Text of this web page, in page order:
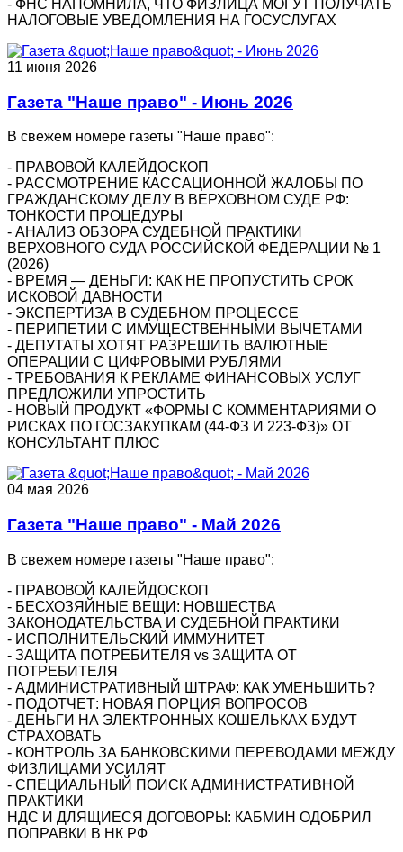
- ФНС НАПОМНИЛА, ЧТО ФИЗЛИЦА МОГУТ ПОЛУЧАТЬ
НАЛОГОВЫЕ УВЕДОМЛЕНИЯ НА ГОСУСЛУГАХ
11 июня 2026
Газета "Наше право" - Июнь 2026
В свежем номере газеты "Наше право":
- ПРАВОВОЙ КАЛЕЙДОСКОП
- РАССМОТРЕНИЕ КАССАЦИОННОЙ ЖАЛОБЫ ПО
ГРАЖДАНСКОМУ ДЕЛУ В ВЕРХОВНОМ СУДЕ РФ:
ТОНКОСТИ ПРОЦЕДУРЫ
- АНАЛИЗ ОБЗОРА СУДЕБНОЙ ПРАКТИКИ
ВЕРХОВНОГО СУДА РОССИЙСКОЙ ФЕДЕРАЦИИ № 1
(2026)
- ВРЕМЯ — ДЕНЬГИ: КАК НЕ ПРОПУСТИТЬ СРОК
ИСКОВОЙ ДАВНОСТИ
- ЭКСПЕРТИЗА В СУДЕБНОМ ПРОЦЕССЕ
- ПЕРИПЕТИИ С ИМУЩЕСТВЕННЫМИ ВЫЧЕТАМИ
- ДЕПУТАТЫ ХОТЯТ РАЗРЕШИТЬ ВАЛЮТНЫЕ
ОПЕРАЦИИ С ЦИФРОВЫМИ РУБЛЯМИ
- ТРЕБОВАНИЯ К РЕКЛАМЕ ФИНАНСОВЫХ УСЛУГ
ПРЕДЛОЖИЛИ УПРОСТИТЬ
- НОВЫЙ ПРОДУКТ «ФОРМЫ С КОММЕНТАРИЯМИ О
РИСКАХ ПО ГОСЗАКУПКАМ (44-ФЗ И 223-ФЗ)» ОТ
КОНСУЛЬТАНТ ПЛЮС
04 мая 2026
Газета "Наше право" - Май 2026
В свежем номере газеты "Наше право":
- ПРАВОВОЙ КАЛЕЙДОСКОП
- БЕСХОЗЯЙНЫЕ ВЕЩИ: НОВШЕСТВА
ЗАКОНОДАТЕЛЬСТВА И СУДЕБНОЙ ПРАКТИКИ
- ИСПОЛНИТЕЛЬСКИЙ ИММУНИТЕТ
- ЗАЩИТА ПОТРЕБИТЕЛЯ vs ЗАЩИТА ОТ
ПОТРЕБИТЕЛЯ
- АДМИНИСТРАТИВНЫЙ ШТРАФ: КАК УМЕНЬШИТЬ?
- ПОДОТЧЕТ: НОВАЯ ПОРЦИЯ ВОПРОСОВ
- ДЕНЬГИ НА ЭЛЕКТРОННЫХ КОШЕЛЬКАХ БУДУТ
СТРАХОВАТЬ
- КОНТРОЛЬ ЗА БАНКОВСКИМИ ПЕРЕВОДАМИ МЕЖДУ
ФИЗЛИЦАМИ УСИЛЯТ
- СПЕЦИАЛЬНЫЙ ПОИСК АДМИНИСТРАТИВНОЙ
ПРАКТИКИ
НДС И ДЛЯЩИЕСЯ ДОГОВОРЫ: КАБМИН ОДОБРИЛ
ПОПРАВКИ В НК РФ